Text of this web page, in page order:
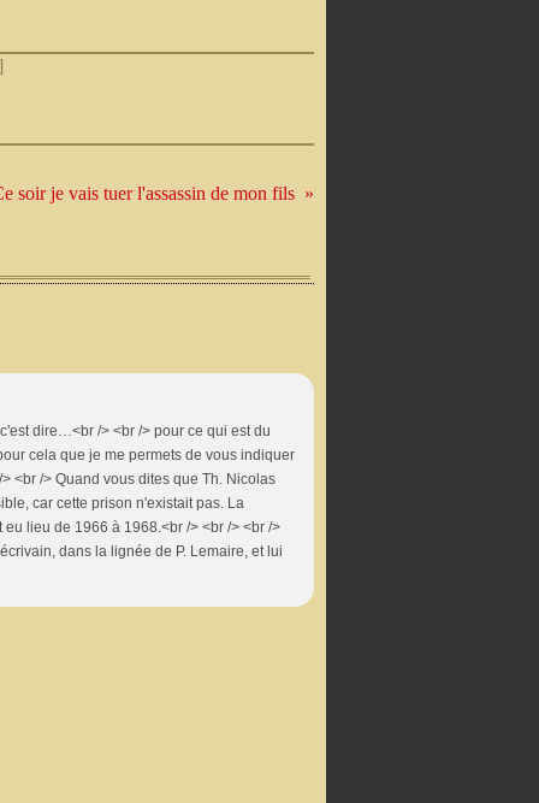
soir je vais tuer l'assassin de mon fils
dire…<br /> <br /> pour ce qui est du
cela que je me permets de vous indiquer
<br /> Quand vous dites que Th. Nicolas
car cette prison n'existait pas. La
lieu de 1966 à 1968.<br /> <br /> <br />
dans la lignée de P. Lemaire, et lui